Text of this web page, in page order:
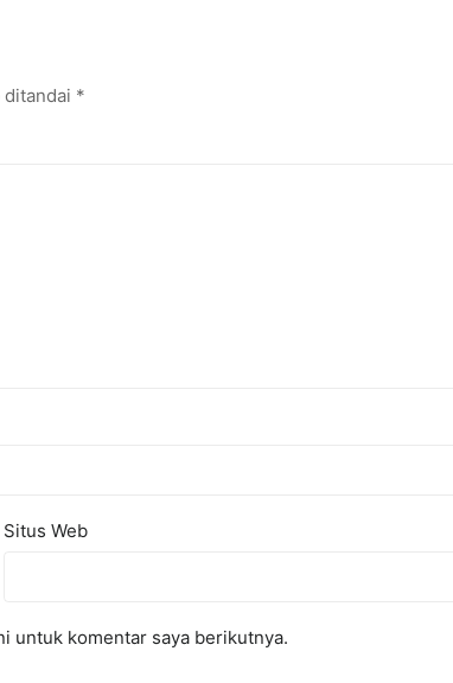
ditandai *
Situs Web
untuk komentar saya berikutnya.